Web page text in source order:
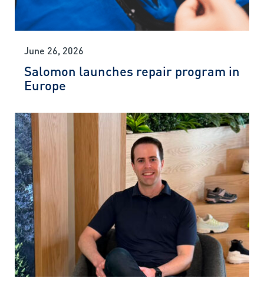
June 26, 2026
Salomon launches repair program in
Europe